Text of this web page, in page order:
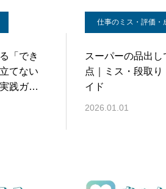
「でき
てない
践ガイ
仕事のミス・評価・
スーパーの品出
点｜ミス・段取
イド
2026.01.01